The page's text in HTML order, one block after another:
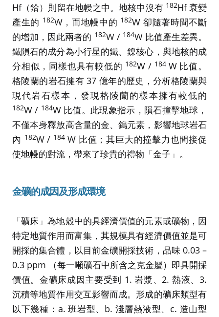
Hf（鉿）則留在地幔之中。地核中沒有 182Hf 衰變
產生的 182W，而地幔中的 182W 卻隨著時間不斷
的增加，因此兩者的 182W / 184W 比值產生差異。
鐵隕石的成分為小行星的鐵、鎳核心，與地核的成
分相似，同樣也具有較低的 182W / 184 W 比值。
格陵蘭的岩石擁有 37 億年的歷史，分析格陵蘭與
現代岩石樣本，發現格陵蘭的樣本擁有較低的
182W / 184W 比值。此現象指示，隕石撞擊地球，
不僅本身釋放高含量的金、鎢元素，影響地球岩石
內 182W / 184 W 比值；其巨大的撞擊力也間接促
使地幔的對流，帶來了珍貴的禮物「金子」。
金礦的成因及形成環境
「礦床」為地殼中的具經濟價值的元素或礦物，因
特定地質作用而富集，其規模具有經濟價值並是可
開採的集合體，以目前金礦開採技術，品味 0.03 –
0.3 ppm （每一噸礦石中所含之克金屬）即具開採
價值。金礦床成因主要受到 1. 岩漿、2. 熱液、3.
沉積等地質作用交互影響而成。形成的礦床類型有
以下幾種：a. 班岩型、b. 淺層熱液型、c. 造山型